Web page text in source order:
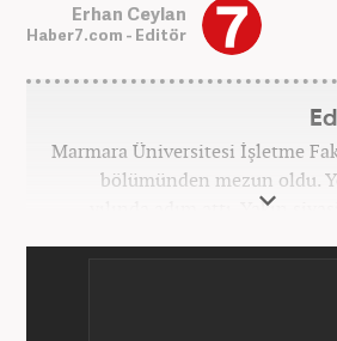
Erhan Ceylan
Haber7.com - Editör
Marmara Üniversitesi İşletme
bölümünden mezun oldu.
yılında adım attı. Yakın